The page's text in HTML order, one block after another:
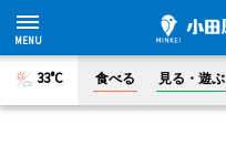
33°C 食べる 見る・遊ぶ